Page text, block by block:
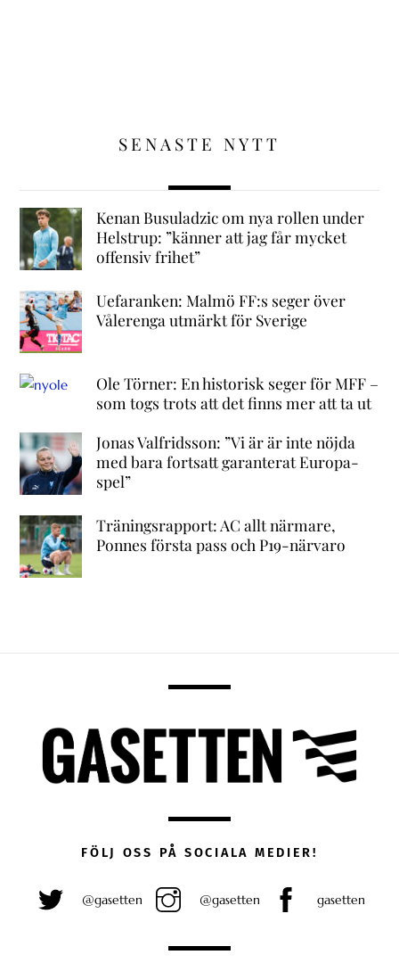
SENASTE NYTT
Kenan Busuladzic om nya rollen under
Helstrup: ”känner att jag får mycket
offensiv frihet”
Uefaranken: Malmö FF:s seger över
Vålerenga utmärkt för Sverige
Ole Törner: En historisk seger för MFF –
som togs trots att det finns mer att ta ut
Jonas Valfridsson: ”Vi är är inte nöjda
med bara fortsatt garanterat Europa-
spel”
Träningsrapport: AC allt närmare,
Ponnes första pass och P19-närvaro
FÖLJ OSS PÅ SOCIALA MEDIER!
@gasetten @gasetten gasetten